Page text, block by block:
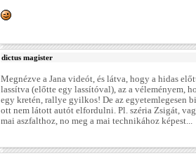
dictus magister
Megnézve a Jana videót, és látva, hogy a hidas
lassítva (előtte egy lassítóval), az a véleményem,
egy kretén, rallye gyilkos! De az egyetemlegesen
ott nem látott autót elfordulni. Pl. széria Zsigát,
mai aszfalthoz, no meg a mai technikához képest...